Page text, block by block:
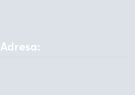
Adresa: